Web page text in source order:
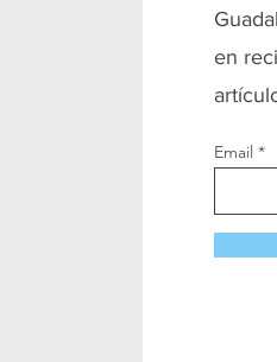
en
Email